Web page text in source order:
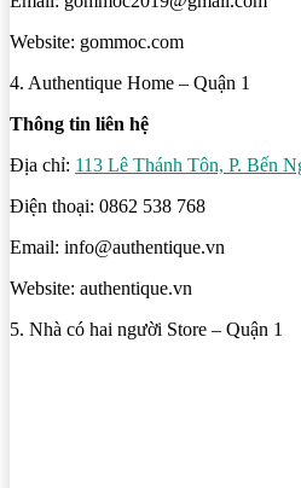
Website: gommoc.com
4. Authentique Home – Quận 1
Thông tin liên hệ
Địa chỉ: 113 Lê Thánh Tôn, P. Bến
Điện thoại: 0862 538 768
Email: info@authentique.vn
Website: authentique.vn
5. Nhà có hai người Store – Quận 1